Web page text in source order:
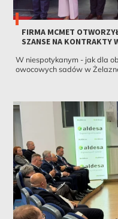
FIRMA MCMET
SZANSE NA KONTRAKTY
W niespotykanym - jak dla
owocowych sadów w